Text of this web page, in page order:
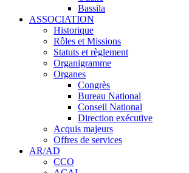
Bassila
ASSOCIATION
Historique
Rôles et Missions
Statuts et règlement
Organigramme
Organes
Congrès
Bureau National
Conseil National
Direction exécutive
Acquis majeurs
Offres de services
AR/AD
CCO